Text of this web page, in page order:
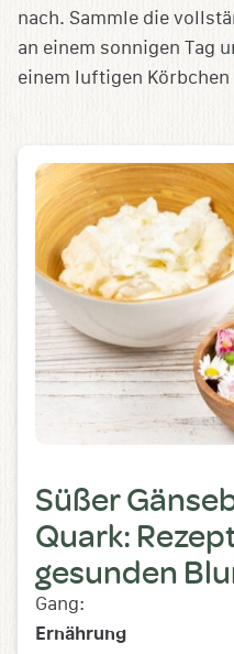
nach. Sammle die
an einem sonnigen Tag
einem luftigen Körbchen
Süßer
Quark:
gesunden
Gang:
Ernährung